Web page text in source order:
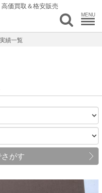
価買取＆格安販売
MENU
績一覧
がす